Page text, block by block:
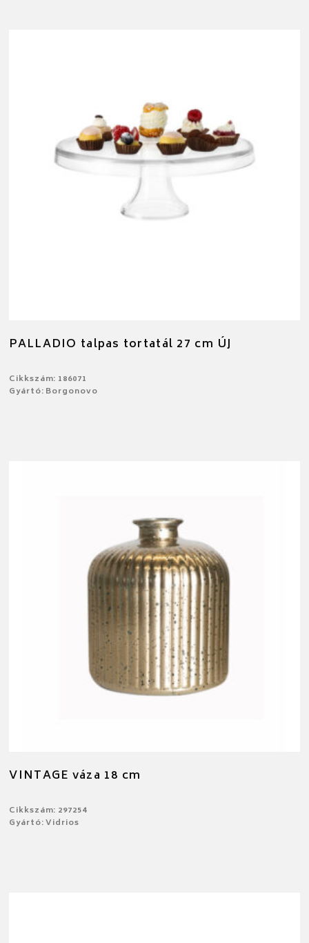
PALLADIO talpas tortatál 27 cm ÚJ
Cikkszám: 186071
Gyártó: Borgonovo
VINTAGE váza 18 cm
Cikkszám: 297254
Gyártó: Vidrios